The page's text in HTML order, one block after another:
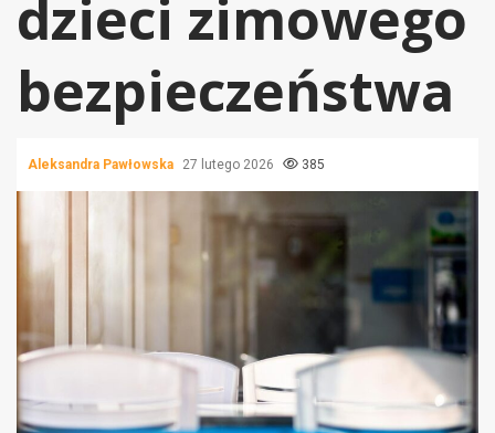
dzieci zimowego
bezpieczeństwa
Aleksandra Pawłowska 27 lutego 2026 385